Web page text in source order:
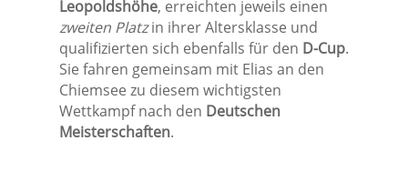
Leopoldshöhe, erreichten jeweils einen
zweiten Platzin ihrer Altersklasse und
qualifizierten sich ebenfalls für den D-Cup.
Sie fahren gemeinsam mit Elias an den
Chiemsee zu diesem wichtigsten
Wettkampf nach den Deutschen
Meisterschaften.